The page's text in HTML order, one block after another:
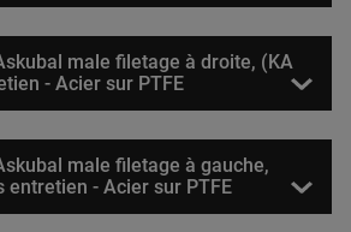
male filetage à droite, (KA
- Acier sur PTFE
male filetage à gauche,
entretien - Acier sur PTFE